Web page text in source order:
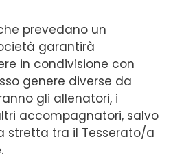
prevedano un
garantirà
in condivisione con
genere diverse da
gli allenatori, i
accompagnatori, salvo
stretta tra il Tesserato/a